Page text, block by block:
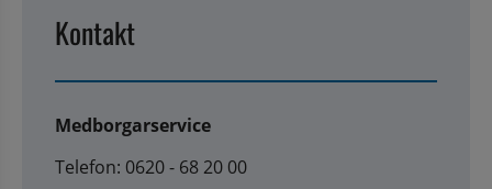
Kontakt
Medborgarservice
Telefon: 0620 - 68 20 00